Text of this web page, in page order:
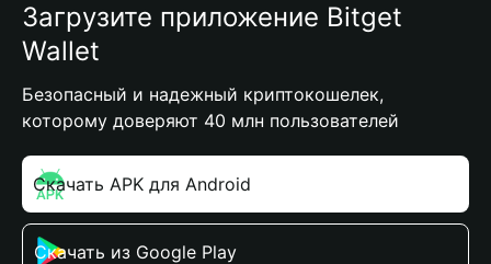
Загрузите приложение Bitget
Wallet
Безопасный и надежный криптокошелек,
которому доверяют 40 млн пользователей
Скачать APK для Android
Скачать из Google Play